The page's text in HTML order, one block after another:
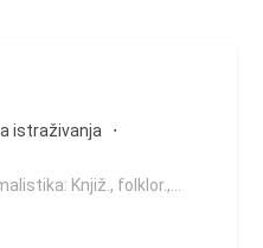
istraživanja ∙
Knjiž., folklor.,...